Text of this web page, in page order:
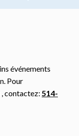
événements
Pour
contactez: 514-